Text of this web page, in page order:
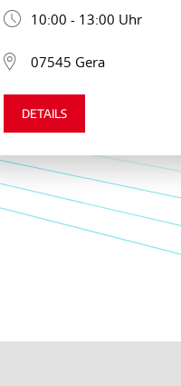
10:00 - 13:00 Uhr
07545 Gera
DETAILS